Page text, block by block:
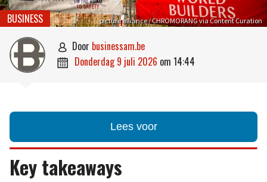
picture alliance / CHROMORANG via Content Curation
BUSINESS
 door businessam.be
 donderdag 9 juli 2026 om 14:44
Lees voor
Key takeaways